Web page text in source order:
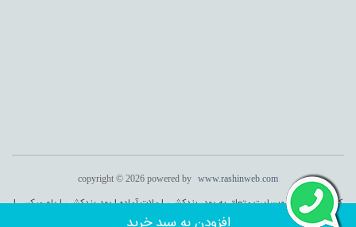
copyright © 2026 powered by www.rashinweb.com
کلیه حقوق این وبسایت متعلق به پودر بندکشی | ملات آماده | پودربندکشی | پاورمیکس |
پودربندکشی آجر می باشد . طراحی و اجرا :